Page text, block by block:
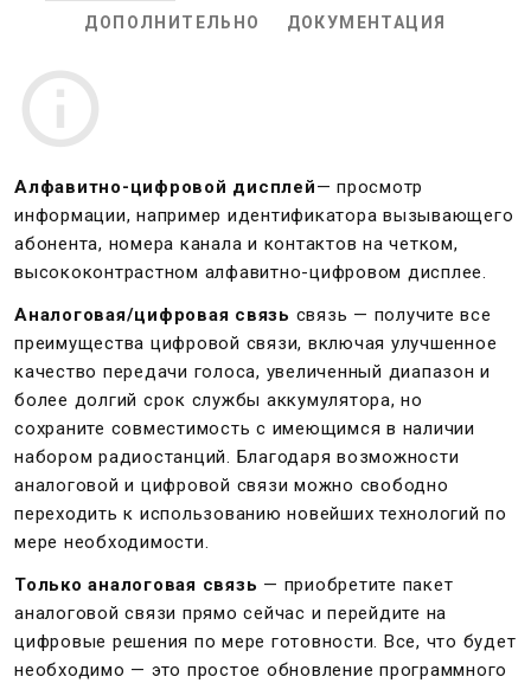
ДОПОЛНИТЕЛЬНО
ДОКУМЕНТАЦИЯ
Алфавитно-цифровой дисплей— просмотр
информации, например идентификатора вызывающего
абонента, номера канала и контактов на четком,
высококонтрастном алфавитно-цифровом дисплее.
Аналоговая/цифровая связь связь — получите все
преимущества цифровой связи, включая улучшенное
качество передачи голоса, увеличенный диапазон и
более долгий срок службы аккумулятора, но
сохраните совместимость с имеющимся в наличии
набором радиостанций. Благодаря возможности
аналоговой и цифровой связи можно свободно
переходить к использованию новейших технологий по
мере необходимости.
Только аналоговая связь — приобретите пакет
аналоговой связи прямо сейчас и перейдите на
цифровые решения по мере готовности. Все, что будет
необходимо — это простое обновление программного